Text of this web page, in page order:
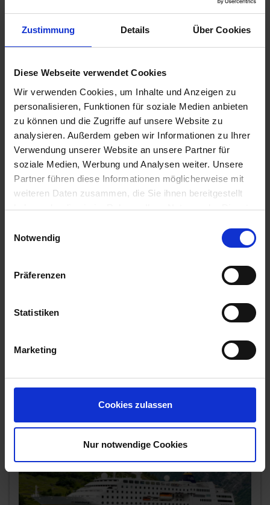
Zustimmung Details Über Cookies
Diese Webseite verwendet Cookies
Wir verwenden Cookies, um Inhalte und Anzeigen zu
personalisieren, Funktionen für soziale Medien anbieten
zu können und die Zugriffe auf unsere Website zu
analysieren. Außerdem geben wir Informationen zu Ihrer
Verwendung unserer Website an unsere Partner für
soziale Medien, Werbung und Analysen weiter. Unsere
Partner führen diese Informationen möglicherweise mit
weiteren Daten zusammen, die Sie ihnen bereitgestellt
haben oder die sie im Rahmen Ihrer Nutzung der Dienste
Notwendig
Präferenzen
Statistiken
Marketing
Cookies zulassen
Nur notwendige Cookies
MS Hamburg
In Nizza schwer verliebt, becirct Sie Italien mit dem
geschichtsträchtigen Fortezza Medicea und der idyllischen
Küste von Livorn
...mehr
Frankreich, Italien, Griechenland
INNENKABINE 2.234,-
3.534,-
5.134,-
Zum Angebot
MS Hamburg » 11 Tage Zwischen Oliven
Exklusiver Sonderpreis